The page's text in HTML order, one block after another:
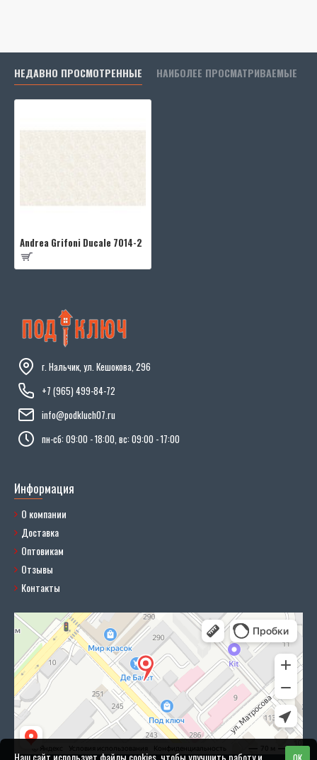
НЕДАВНО ПРОСМОТРЕННЫЕ НАИБОЛЕЕ ПРОСМАТРИВАЕМЫЕ
Andrea Grifoni Ducale 7014-2
г. Нальчик, ул. Кешокова, 296
+7 (965) 499-84-72
info@podkluch07.ru
пн-сб: 09:00 - 18:00, вс: 09:00 - 17:00
Информация
О компании
Доставка
Оптовикам
Отзывы
Контакты
Наш сайт использует файлы cookies, чтобы улучшить работу и